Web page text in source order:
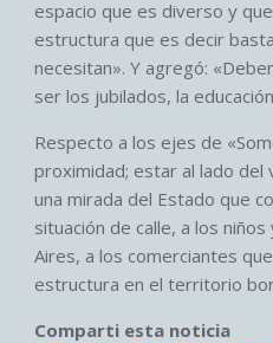
espacio que es diverso y
estructura que es decir
necesitan». Y agregó:
ser los jubilados, la
Respecto a los ejes de
proximidad; estar al lado del
una mirada del Estado que
situación de calle, a los
Aires, a los comerciantes
estructura en el territorio
Comparti esta noticia